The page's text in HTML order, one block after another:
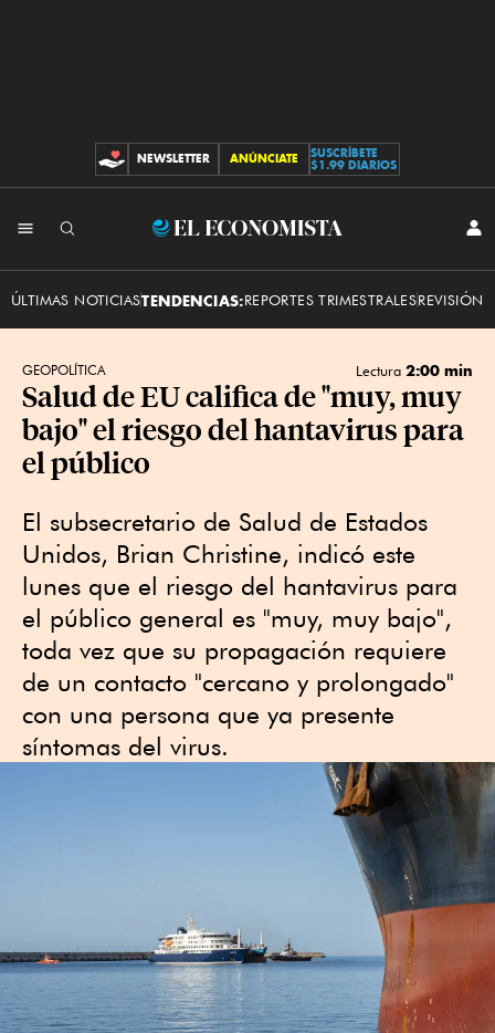
CONTRIBUCIONES
NEWSLETTER ANÚNCIATE
SUSCRÍBETE
$1.99 DIARIOS
El
ÚLTIMAS NOTICIASTENDENCIAS:REPORTES TRIMESTRALESREVISIÓN
GEOPOLÍTICA Lectura 2:00 min
Salud de EU califica de "muy, muy
bajo" el riesgo del hantavirus para
el público
El subsecretario de Salud de Estados
Unidos, Brian Christine, indicó este
lunes que el riesgo del hantavirus para
el público general es "muy, muy bajo",
toda vez que su propagación requiere
de un contacto "cercano y prolongado"
con una persona que ya presente
síntomas del virus.